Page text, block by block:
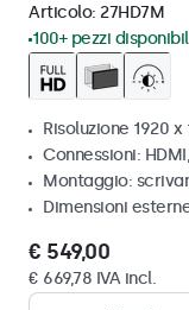
Articolo: 27HD7M
100+ pezzi
Risoluzione 1920 x
Connessioni:
Montaggio:
Dimensioni
€ 549,00
€ 669,78 IVA incl.